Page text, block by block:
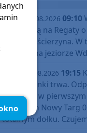
piątek, 07.08.2026 09:10
zapraszają na Regaty
Gminy Kościerzyna.
impreza na jeziorze
środa, 05.08.2026 19:15
Chojniczanki trwa.
Polski już w pierwszym
Podhalem Nowy Targ
totalnym dołku.